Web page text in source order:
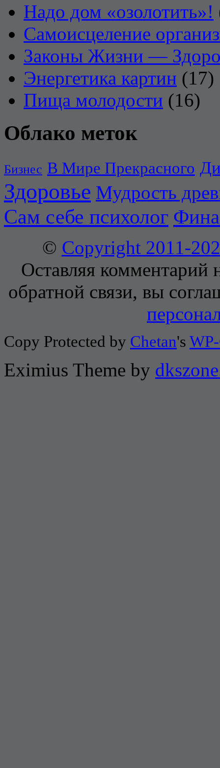
Надо дом «озолотить»!
Самоисцеление
Законы Жизни —
Энергетика картин (17)
Пища молодости (16)
Облако меток
Бизнес В Мире Прекрасного
Здоровье Мудрость
Сам себе психолог
© Copyright 2011-
Оставляя комментарий
обратной связи, вы
Copy Protected by Chetan's
Eximius Theme by